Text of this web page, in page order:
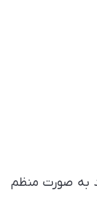
به صورت منظم